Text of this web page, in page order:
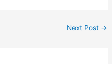
Next Post →